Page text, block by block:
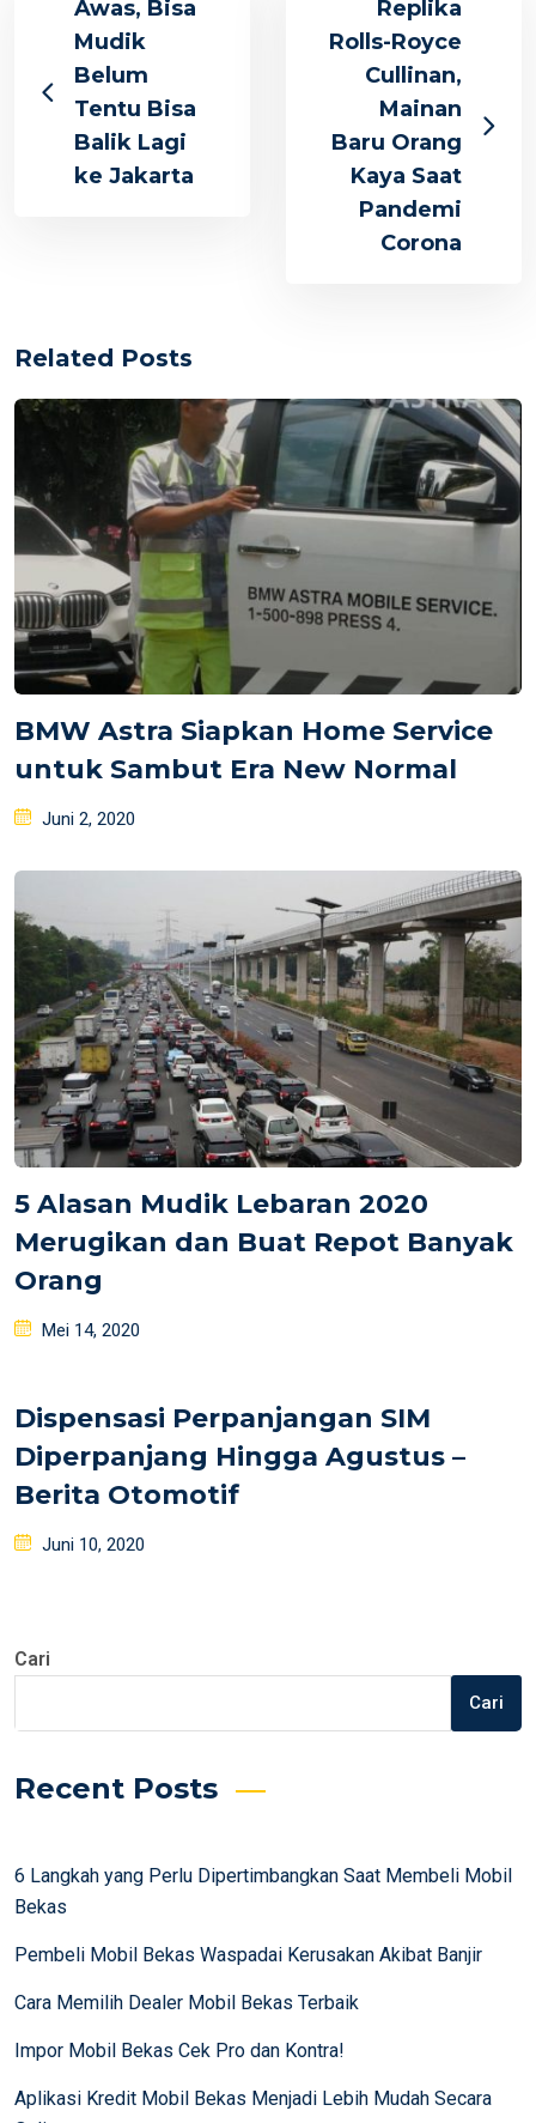
Awas, Bisa
Mudik
Belum
Tentu Bisa
Balik Lagi
ke Jakarta
Replika
Rolls-Royce
Cullinan,
Mainan
Baru Orang
Kaya Saat
Pandemi
Corona
Related Posts
BMW Astra Siapkan Home Service
untuk Sambut Era New Normal
Posted
Juni 2, 2020
5 Alasan Mudik Lebaran 2020
Merugikan dan Buat Repot Banyak
Orang
Posted
Mei 14, 2020
Dispensasi Perpanjangan SIM
Diperpanjang Hingga Agustus –
Berita Otomotif
Posted
Juni 10, 2020
Cari
Cari
Recent Posts
6 Langkah yang Perlu Dipertimbangkan Saat Membeli Mobil
Bekas
Pembeli Mobil Bekas Waspadai Kerusakan Akibat Banjir
Cara Memilih Dealer Mobil Bekas Terbaik
Impor Mobil Bekas Cek Pro dan Kontra!
Aplikasi Kredit Mobil Bekas Menjadi Lebih Mudah Secara